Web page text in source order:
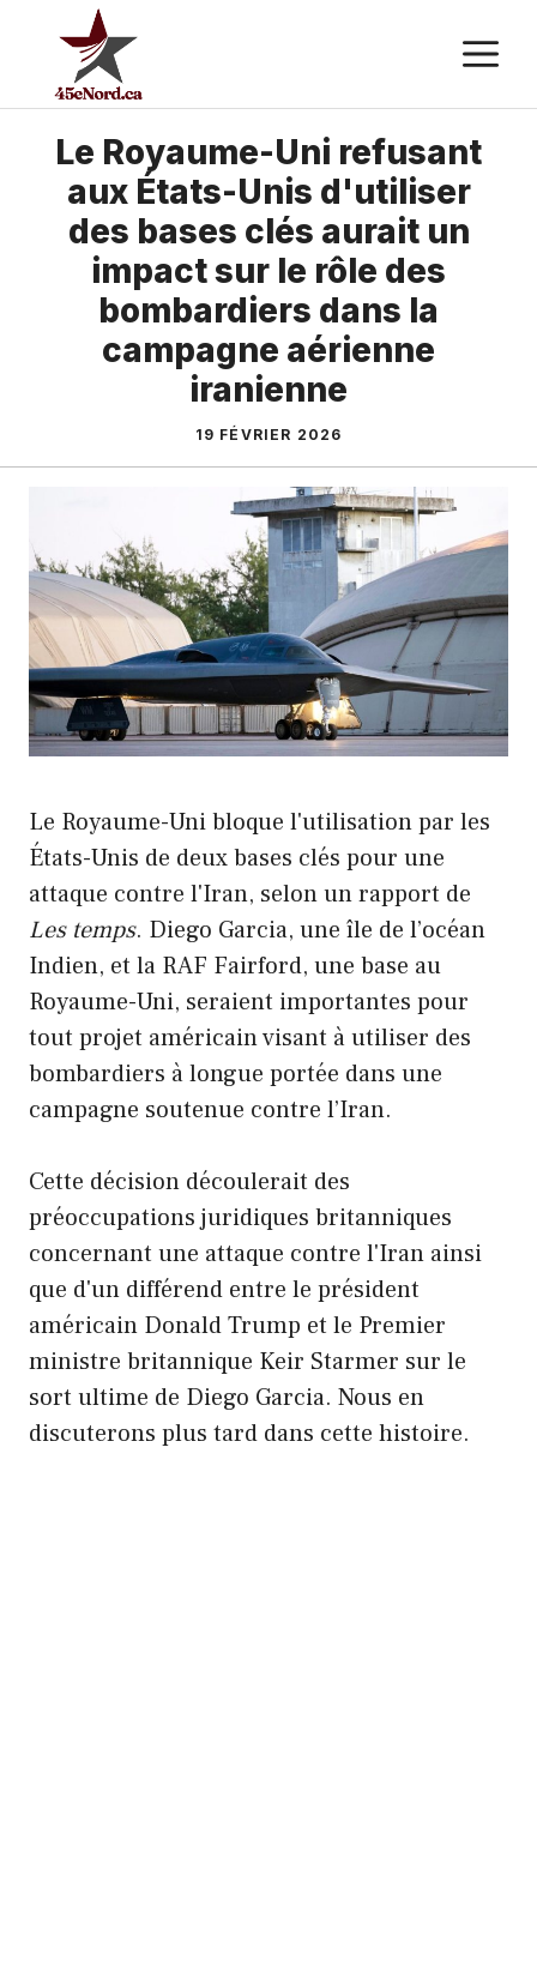
contenu
Le Royaume-Uni refusant
aux États-Unis d'utiliser
des bases clés aurait un
impact sur le rôle des
bombardiers dans la
campagne aérienne
iranienne
19 FÉVRIER 2026
Le Royaume-Uni bloque l'utilisation par les
États-Unis de deux bases clés pour une
attaque contre l'Iran, selon un rapport de
Les temps. Diego Garcia, une île de l’océan
Indien, et la RAF Fairford, une base au
Royaume-Uni, seraient importantes pour
tout projet américain visant à utiliser des
bombardiers à longue portée dans une
campagne soutenue contre l’Iran.
Cette décision découlerait des
préoccupations juridiques britanniques
concernant une attaque contre l'Iran ainsi
que d'un différend entre le président
américain Donald Trump et le Premier
ministre britannique Keir Starmer sur le
sort ultime de Diego Garcia. Nous en
discuterons plus tard dans cette histoire.